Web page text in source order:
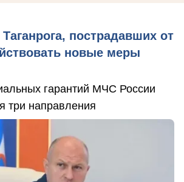
пострадавших от
новые меры
гарантий МЧС России
три направления